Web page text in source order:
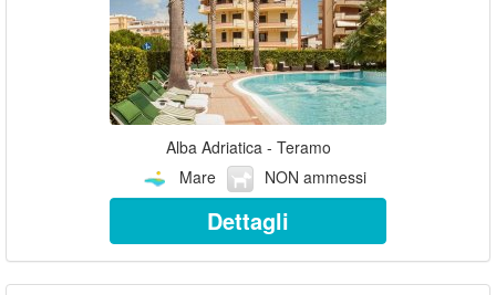
Alba Adriatica - Teramo
Mare
NON ammessi
Dettagli